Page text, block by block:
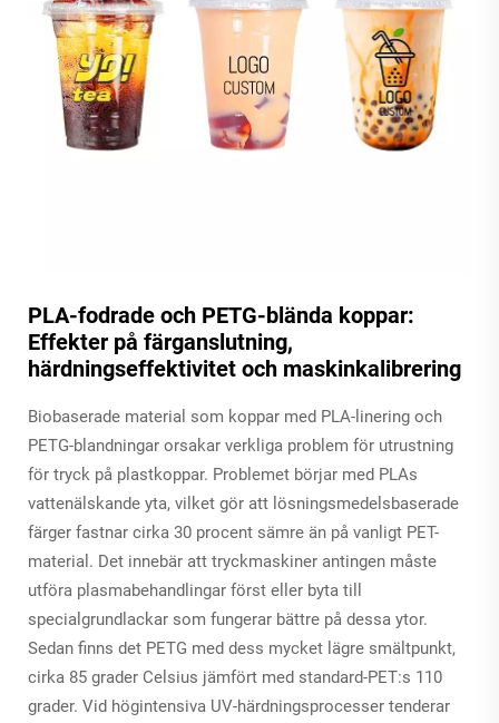
PLA-fodrade och PETG-blända koppar:
Effekter på färganslutning,
härdningseffektivitet och maskinkalibrering
Biobaserade material som koppar med PLA-linering och
PETG-blandningar orsakar verkliga problem för utrustning
för tryck på plastkoppar. Problemet börjar med PLAs
vattenälskande yta, vilket gör att lösningsmedelsbaserade
färger fastnar cirka 30 procent sämre än på vanligt PET-
material. Det innebär att tryckmaskiner antingen måste
utföra plasma­behandlingar först eller byta till
specialgrundlackar som fungerar bättre på dessa ytor.
Sedan finns det PETG med dess mycket lägre smältpunkt,
cirka 85 grader Celsius jämfört med standard-PET:s 110
grader. Vid högintensiva UV-härdningsprocesser tenderar